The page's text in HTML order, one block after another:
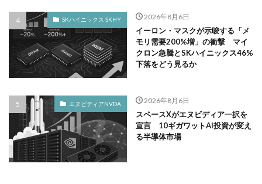
SKハイニックス SKHY 2026年8月6日
イーロン・マスクが示唆する「メ
モリ需要200%増」の衝撃 マイ
クロン急騰とSKハイニックス46%
下落をどう見るか
エヌビディアNVDA 2026年8月6日
スペースXがエヌビディア一択を
宣言 10ギガワットAI投資が変え
る半導体市場